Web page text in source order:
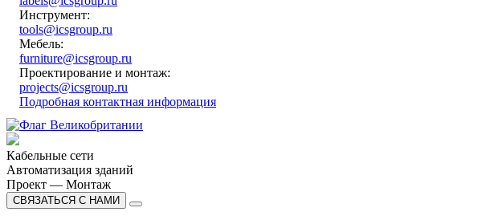
Инструмент:
tools@icsgroup.ru
Мебель:
furniture@icsgroup.ru
Проектирование и монтаж:
projects@icsgroup.ru
Подробная контактная информация
Кабельные сети
Автоматизация зданий
Проект — Монтаж
СВЯЗАТЬСЯ С НАМИ